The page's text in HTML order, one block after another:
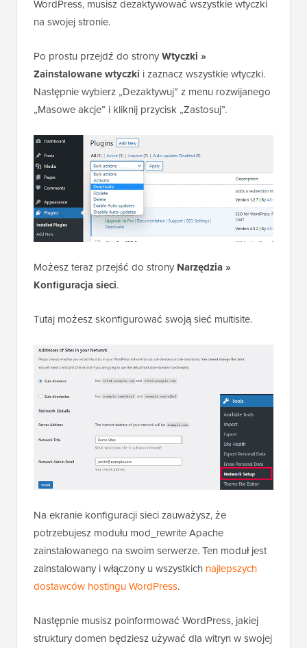
WordPress, musisz dezaktywować wszystkie wtyczki
na swojej stronie.
Po prostu przejdź do stronyWtyczki »
Zainstalowane wtyczki i zaznacz wszystkie wtyczki.
Następnie wybierz „Dezaktywuj” z menu rozwijanego
„Masowe akcje” i kliknij przycisk „Zastosuj”.
Możesz teraz przejść do strony Narzędzia »
Konfiguracja sieci.
Tutaj możesz skonfigurować swoją sieć multisite.
Na ekranie konfiguracji sieci zauważysz, że
potrzebujesz modułu mod_rewrite Apache
zainstalowanego na swoim serwerze. Ten moduł jest
zainstalowany i włączony u wszystkich najlepszych
dostawców hostingu WordPress.
Następnie musisz poinformować WordPress, jakiej
struktury domen będziesz używać dla witryn w swojej